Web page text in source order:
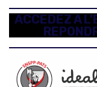
ACCEDEZ A